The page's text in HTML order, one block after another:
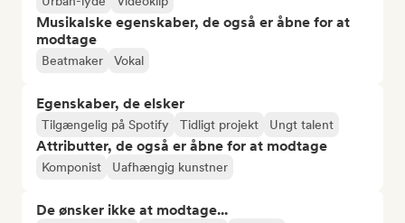
Musikalske egenskaber, de også er åbne for at
modtage
Beatmaker Vokal
Egenskaber, de elsker
Tilgængelig på Spotify Tidligt projekt Ungt talent
Attributter, de også er åbne for at modtage
Komponist Uafhængig kunstner
De ønsker ikke at modtage...